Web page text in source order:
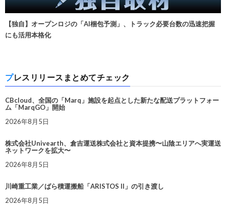
【独自】オープンロジの「AI梱包予測」、トラック必要台数の迅速把握
にも活用本格化
プレスリリースまとめてチェック
CBcloud、全国の「Marq」施設を起点とした新たな配送プラットフォー
ム「MarqGO」開始
2026年8月5日
株式会社Univearth、倉吉運送株式会社と資本提携〜山陰エリアへ実運送
ネットワークを拡大〜
2026年8月5日
川崎重工業／ばら積運搬船「ARISTOS II」の引き渡し
2026年8月5日